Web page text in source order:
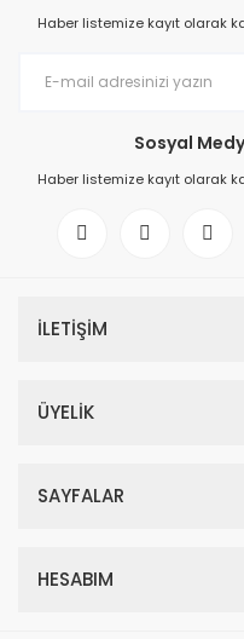
Haber listemize kayıt olarak
Sosyal
Haber listemize kayıt olarak
İLETİŞİM
ÜYELİK
SAYFALAR
HESABIM